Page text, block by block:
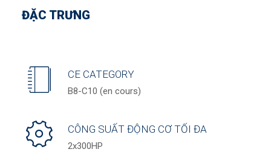
ĐẶC TRƯNG
CE CATEGORY
B8-C10 (en cours)
CÔNG SUẤT ĐỘNG CƠ TỐI ĐA
2x300HP